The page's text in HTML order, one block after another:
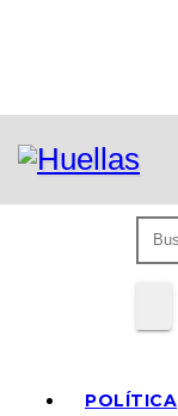
POLÍTICA